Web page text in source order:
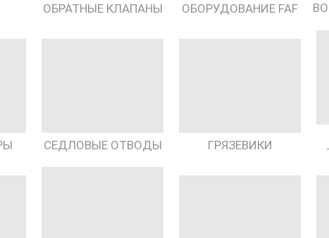
ОБРАТНЫЕ КЛАПАНЫ ОБОРУДОВАНИЕ FAF
СЕДЛОВЫЕ ОТВОДЫ ГРЯЗЕВИКИ